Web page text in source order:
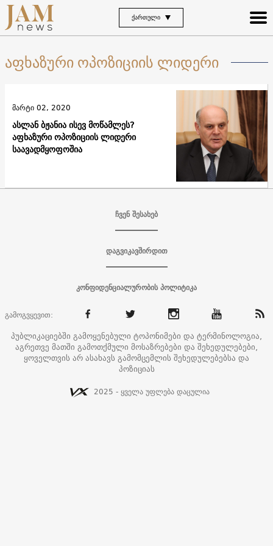
ᲥᲐᲠᲗᲣᲚᲘ
აფხაზური ოპოზიციის ლიდერი
ასლან ბჟანია ისევ მოწამლეს?
აფხაზური ოპოზიციის ლიდერი
საავადმყოფოშია
მარტი 02, 2020
ჩვენ შესახებ
დაგვიკავშირდით
კონფიდენციალურობის პოლიტიკა
გამოგვყევით:
პუბლიკაციებში გამოყენებული ტოპონიმები და ტერმინოლოგია,
აგრეთვე მათში გამოთქმული მოსაზრებები და შეხედულებები,
ყოველთვის არ ასახავს გამომცემლის შეხედულებებსა და
პოზიციას
2025 - ყველა უფლება დაცულია